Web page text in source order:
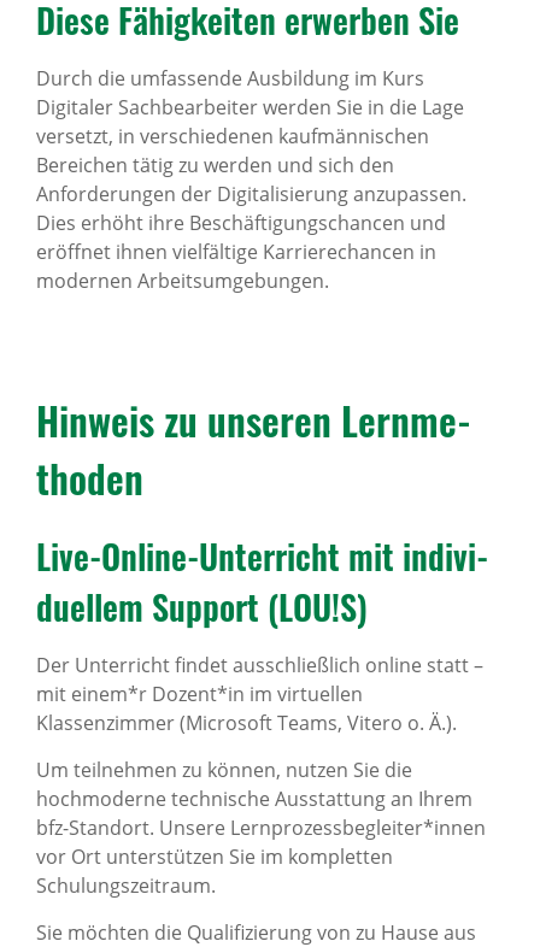
Diese Fähig­keiten erwerben Sie
Durch die umfassende Ausbildung im Kurs
Digitaler Sachbearbeiter werden Sie in die Lage
versetzt, in verschiedenen kaufmännischen
Bereichen tätig zu werden und sich den
Anforderungen der Digitalisierung anzupassen.
Dies erhöht ihre Beschäftigungschancen und
eröffnet ihnen vielfältige Karrierechancen in
modernen Arbeitsumgebungen.
Hinweis zu unseren Lern­me­
thoden
Live-Online-Unter­richt mit indi­vi­
du­ellem Support (LOU!S)
Der Unterricht findet ausschließlich online statt –
mit einem*r Dozent*in im virtuellen
Klassenzimmer (Microsoft Teams, Vitero o. Ä.).
Um teilnehmen zu können, nutzen Sie die
hochmoderne technische Ausstattung an Ihrem
bfz-Standort. Unsere Lernprozessbegleiter*innen
vor Ort unterstützen Sie im kompletten
Schulungszeitraum.
Sie möchten die Qualifizierung von zu Hause aus